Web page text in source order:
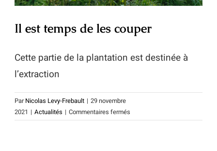
Il est temps de les couper
Cette partie de la plantation est destinée à
l’extraction
ParNicolas Levy-Frebault | 29 novembre
2021 | Actualités | Commentaires fermés
Il